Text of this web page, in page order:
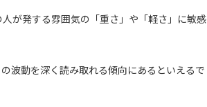
が発する雰囲気の「重さ」や「軽さ」に敏感
波動を深く読み取れる傾向にあるといえるで